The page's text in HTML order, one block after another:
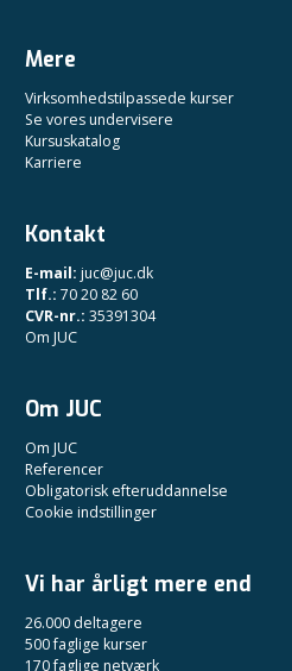
Mere
Virksomhedstilpassede kurser
Se vores undervisere
Kursuskatalog
Karriere
Kontakt
E-mail: juc@juc.dk
Tlf.: 70 20 82 60
CVR-nr.: 35391304
Om JUC
Om JUC
Om JUC
Referencer
Obligatorisk efteruddannelse
Cookie indstillinger
Vi har årligt mere end
26.000 deltagere
500 faglige kurser
170 faglige netværk